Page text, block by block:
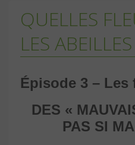
QUELLES
LES
Épisode 3 –
DES «
PAS SI